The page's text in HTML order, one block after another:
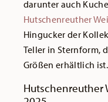
darunter auch
Hutschenreuther
Hingucker der
Teller in Sternform,
Größen erhältlich ist.
Hutschenreuther